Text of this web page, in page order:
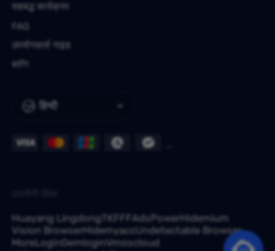
हिन्दी
सहबद्ध कार्यक्रम
FAQ
उपयोगकर्ता गाइड
ब्लॉग
Huayang Lingdong TKFFF AdsPowerHidemium
Vision BrowserHidemyaccUndetectable Browser
MoreLoginGemloginVmoscloud